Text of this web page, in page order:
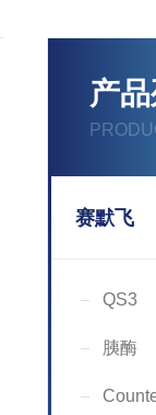
产
赛默飞
QS3
胰酶